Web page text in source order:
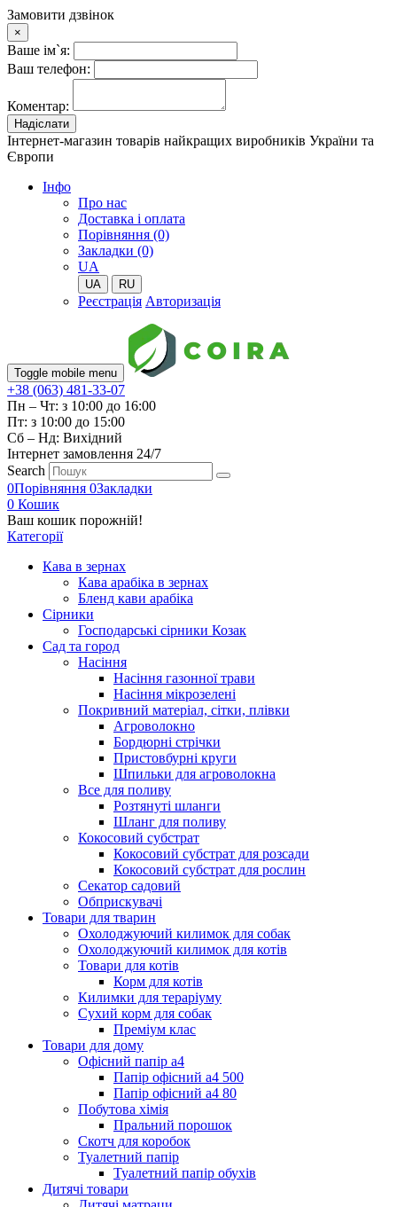
Замовити дзвінок
×
Ваше ім`я:
Ваш телефон:
Коментар:
Надіслати
Інтернет-магазин товарів найкращих виробників України та
Європи
Iнфо
Про нас
Доставка і оплата
Порівняння (0)
Закладки (0)
UA
UA RU
Реєстрація Авторизація
Toggle mobile menu
+38 (063) 481-33-07
Пн – Чт: з 10:00 до 16:00
Пт: з 10:00 до 15:00
Сб – Нд: Вихідний
Інтернет замовлення 24/7
Search
0Порівняння 0Закладки
0 Кошик
Ваш кошик порожній!
Категорії
Кава в зернах
Кава арабіка в зернах
Бленд кави арабіка
Сірники
Господарські сірники Козак
Сад та город
Насіння
Насіння газонної трави
Насіння мікрозелені
Покривний матеріал, сітки, плівки
Агроволокно
Бордюрні стрічки
Пристовбурні круги
Шпильки для агроволокна
Все для поливу
Розтянуті шланги
Шланг для поливу
Кокосовий субстрат
Кокосовий субстрат для розсади
Кокосовий субстрат для рослин
Секатор садовий
Обприскувачі
Товари для тварин
Охолоджуючий килимок для собак
Охолоджуючий килимок для котів
Товари для котів
Корм для котів
Килимки для тераріуму
Сухий корм для собак
Преміум клас
Товари для дому
Офісний папір а4
Папір офісний а4 500
Папір офісний а4 80
Побутова хімія
Пральний порошок
Скотч для коробок
Туалетний папір
Туалетний папір обухів
Дитячі товари